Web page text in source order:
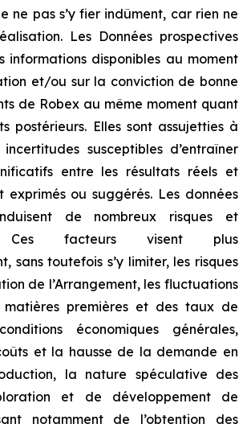
ne pas s’y fier indûment, car rien ne
Les Données prospectives
informations disponibles au moment
et/ou sur la conviction de bonne
de Robex au même moment quant
postérieurs. Elles sont assujetties à
susceptibles d’entraîner
entre les résultats réels et
exprimés ou suggérés. Les données
de nombreux risques et
Ces facteurs visent plus
sans toutefois s’y limiter, les risques
de l’Arrangement, les fluctuations
matières premières et des taux de
économiques générales,
et la hausse de la demande en
la nature spéculative des
et de développement de
notamment de l’obtention des